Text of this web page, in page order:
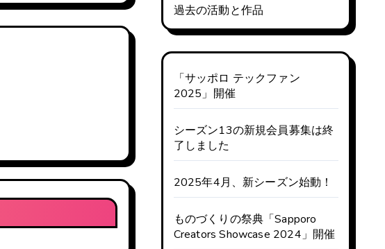
過去の活動と作品
「サッポロ テックファン
2025」開催
シーズン13の新規会員募集は終
了しました
2025年4月、新シーズン始動！
ものづくりの祭典「Sapporo
Creators Showcase 2024」開催